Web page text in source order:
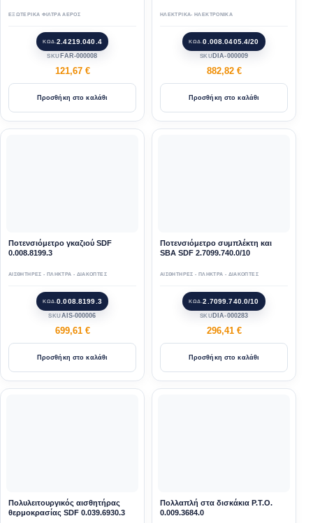
ΕΞΩΤΕΡΙΚΑ ΦΙΛΤΡΑ ΑΕΡΟΣ
ΚΩΔ.2.4219.040.4
SKU FAR-000008
121,67 €
Προσθήκη στο καλάθι
ΗΛΕΚΤΡΙΚΑ- ΗΛΕΚΤΡΟΝΙΚΑ
ΚΩΔ.0.008.0405.4/20
SKU DIA-000009
882,82 €
Προσθήκη στο καλάθι
Ποτενσιόμετρο γκαζιού SDF
0.008.8199.3
ΑΙΣΘΗΤΗΡΕΣ - ΠΛΗΚΤΡΑ - ΔΙΑΚΟΠΤΕΣ
ΚΩΔ.0.008.8199.3
SKUAIS-000006
699,61 €
Προσθήκη στο καλάθι
Ποτενσιόμετρο συμπλέκτη και
SBA SDF 2.7099.740.0/10
ΑΙΣΘΗΤΗΡΕΣ - ΠΛΗΚΤΡΑ - ΔΙΑΚΟΠΤΕΣ
ΚΩΔ.2.7099.740.0/10
SKU DIA-000283
296,41 €
Προσθήκη στο καλάθι
Πολυλειτουργικός αισθητήρας
θερμοκρασίας SDF 0.039.6930.3
Πολλαπλή στα δισκάκια P.T.O.
0.009.3684.0